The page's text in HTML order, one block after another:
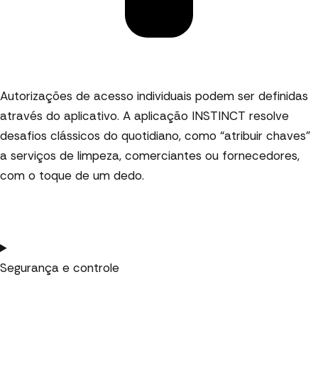
Autorizações de acesso individuais podem ser definidas
através do aplicativo. A aplicação INSTINCT resolve
desafios clássicos do quotidiano, como “atribuir chaves”
a serviços de limpeza, comerciantes ou fornecedores,
com o toque de um dedo.
Segurança e controle